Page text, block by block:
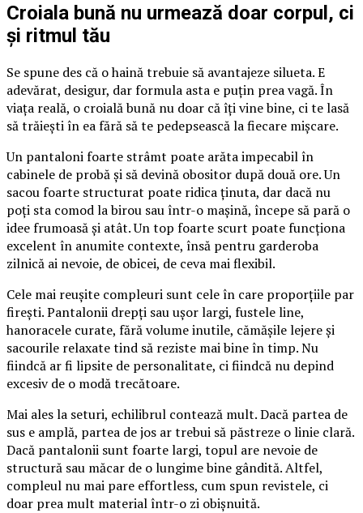
Croiala bună nu urmează doar corpul, ci
și ritmul tău
Se spune des că o haină trebuie să avantajeze silueta. E
adevărat, desigur, dar formula asta e puțin prea vagă. În
viața reală, o croială bună nu doar că îți vine bine, ci te lasă
să trăiești în ea fără să te pedepsească la fiecare mișcare.
Un pantaloni foarte strâmt poate arăta impecabil în
cabinele de probă și să devină obositor după două ore. Un
sacou foarte structurat poate ridica ținuta, dar dacă nu
poți sta comod la birou sau într-o mașină, începe să pară o
idee frumoasă și atât. Un top foarte scurt poate funcționa
excelent în anumite contexte, însă pentru garderoba
zilnică ai nevoie, de obicei, de ceva mai flexibil.
Cele mai reușite compleuri sunt cele în care proporțiile par
firești. Pantalonii drepți sau ușor largi, fustele line,
hanoracele curate, fără volume inutile, cămășile lejere și
sacourile relaxate tind să reziste mai bine în timp. Nu
fiindcă ar fi lipsite de personalitate, ci fiindcă nu depind
excesiv de o modă trecătoare.
Mai ales la seturi, echilibrul contează mult. Dacă partea de
sus e amplă, partea de jos ar trebui să păstreze o linie clară.
Dacă pantalonii sunt foarte largi, topul are nevoie de
structură sau măcar de o lungime bine gândită. Altfel,
compleul nu mai pare effortless, cum spun revistele, ci
doar prea mult material într-o zi obișnuită.